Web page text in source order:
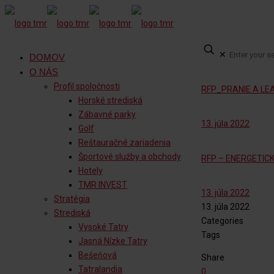
DOMOV
O NÁS
Profil spoločnosti
Horské strediská
Zábavné parky
Golf
Reštauračné zariadenia
Športové služby a obchody
Hotely
TMR INVEST
Stratégia
Strediská
Vysoké Tatry
Jasná Nízke Tatry
Bešeňová
Tatralandia
✕
RFP_PRANIE A
13. júla 2022
RFP –
13. júla 2022
13. júla 2022
Categories
Tags
Share
0